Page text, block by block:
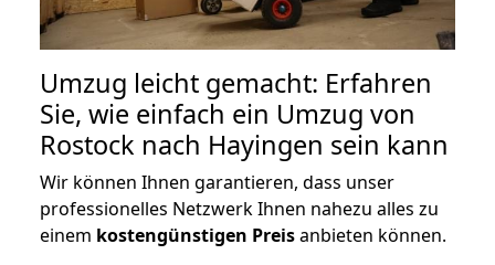
Umzug leicht gemacht: Erfahren
Sie, wie einfach ein Umzug von
Rostock nach Hayingen sein kann
Wir können Ihnen garantieren, dass unser
professionelles Netzwerk Ihnen nahezu alles zu
einem kostengünstigen Preisanbieten können.